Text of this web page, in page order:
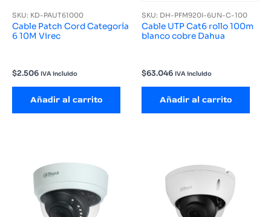
SKU: KD-PAUT61000
Cable Patch Cord Categoría
6 10M Virec
$2.506 IVA incluido
Añadir al carrito
SKU: DH-PFM920I-6UN-C-100
Cable UTP Cat6 rollo 100m
blanco cobre Dahua
$63.046 IVA incluido
Añadir al carrito